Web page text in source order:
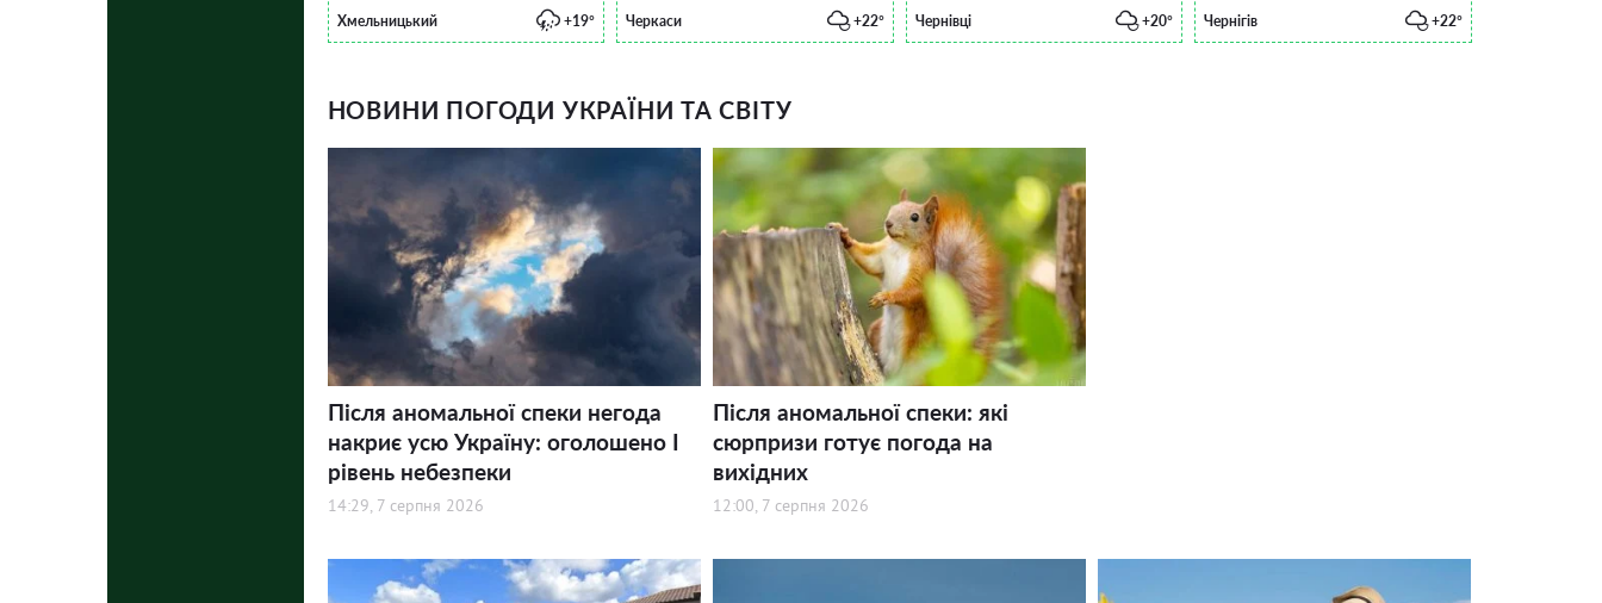
Хмельницький +19° Черкаси +22° Чернівці +20° Чернігів +22°
НОВИНИ ПОГОДИ УКРАЇНИ ТА СВІТУ
Після аномальної спеки негода
накриє усю Україну: оголошено І
рівень небезпеки
14:29, 7 серпня 2026
Після аномальної спеки: які
сюрпризи готує погода на
вихідних
12:00, 7 серпня 2026